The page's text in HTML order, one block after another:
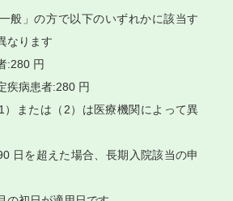
般」の方で以下のいずれかに該当す
なります
円
病患者:280 円
または（2）は医療機関によって異
日を超えた場合、⾧期入院該当の申